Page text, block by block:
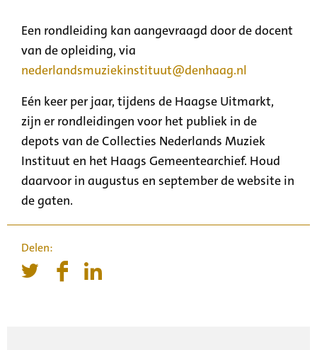
Een rondleiding kan aangevraagd door de docent
van de opleiding, via
nederlandsmuziekinstituut@denhaag.nl
Eén keer per jaar, tijdens de Haagse Uitmarkt,
zijn er rondleidingen voor het publiek in de
depots van de Collecties Nederlands Muziek
Instituut en het Haags Gemeentearchief. Houd
daarvoor in augustus en september de website in
de gaten.